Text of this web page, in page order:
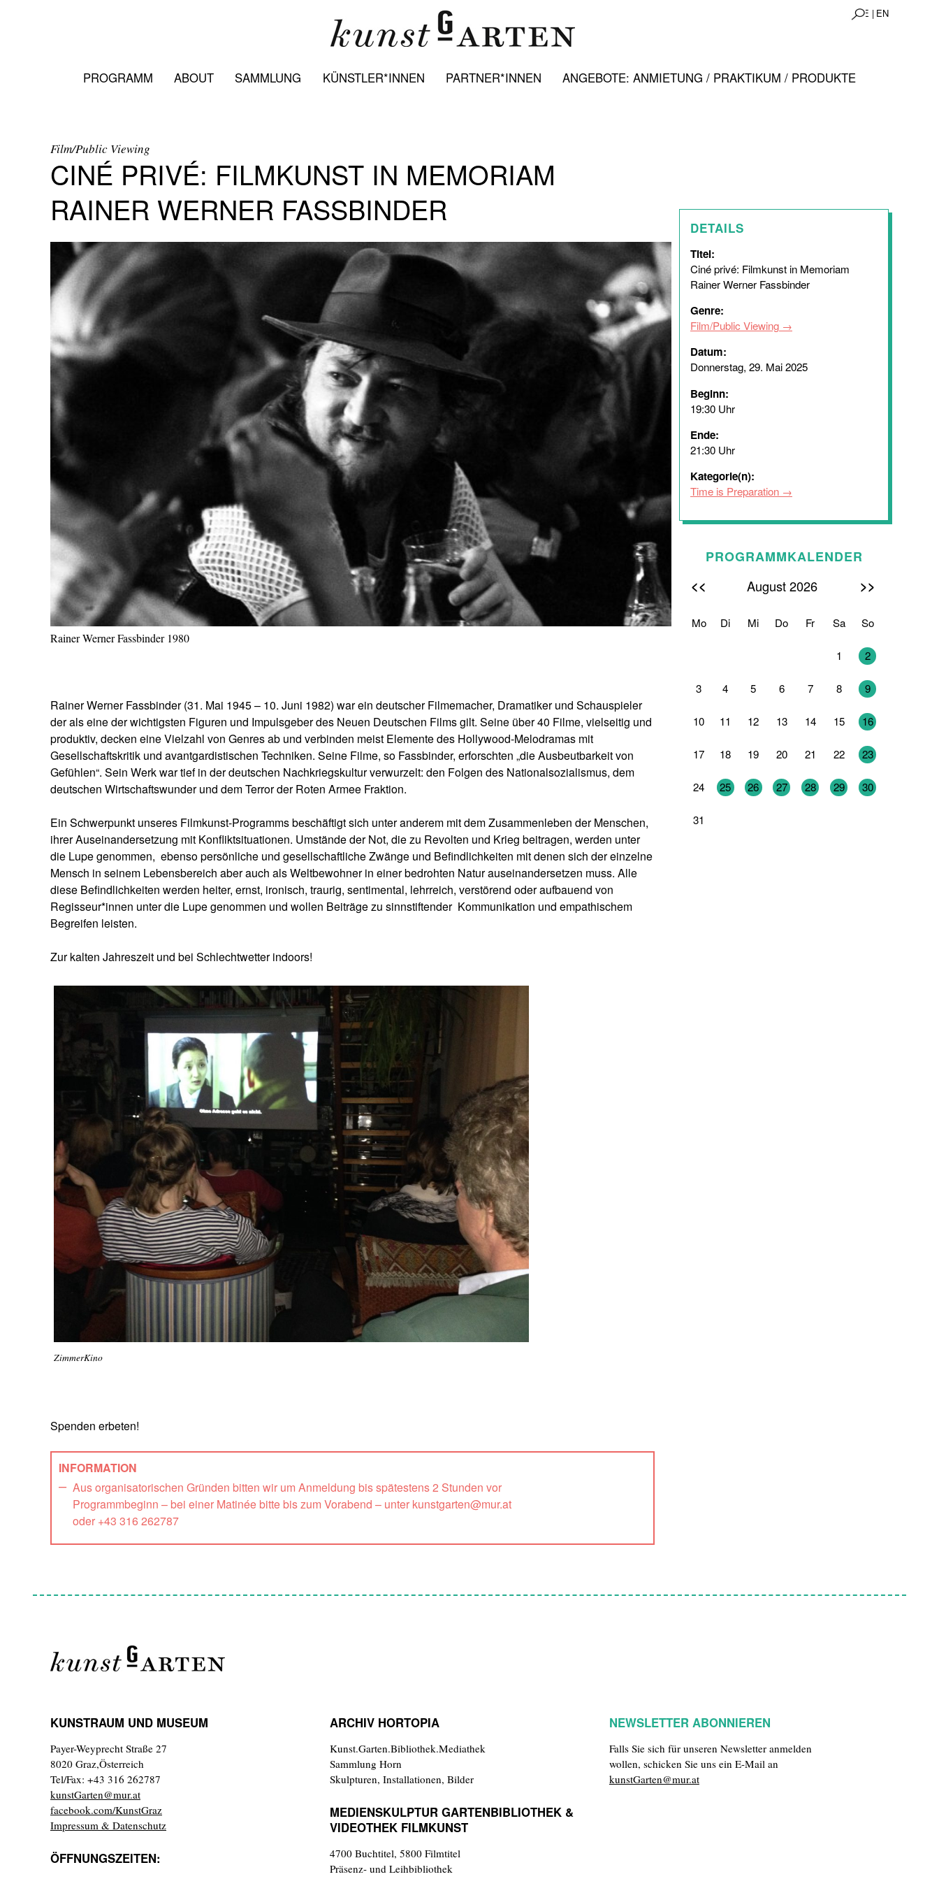
DE | EN
PROGRAMM ABOUT SAMMLUNG KÜNSTLER*INNEN PARTNER*INNEN ANGEBOTE: ANMIETUNG / PRAKTIKUM / PRODUKTE
Film/Public Viewing
CINÉ PRIVÉ: FILMKUNST IN MEMORIAM
RAINER WERNER FASSBINDER
Rainer Werner Fassbinder 1980
Rainer Werner Fassbinder (31. Mai 1945 – 10. Juni 1982) war ein deutscher Filmemacher, Dramatiker und Schauspieler
der als eine der wichtigsten Figuren und Impulsgeber des Neuen Deutschen Films gilt. Seine über 40 Filme, vielseitig und
produktiv, decken eine Vielzahl von Genres ab und verbinden meist Elemente des Hollywood-Melodramas mit
Gesellschaftskritik und avantgardistischen Techniken. Seine Filme, so Fassbinder, erforschten „die Ausbeutbarkeit von
Gefühlen“. Sein Werk war tief in der deutschen Nachkriegskultur verwurzelt: den Folgen des Nationalsozialismus, dem
deutschen Wirtschaftswunder und dem Terror der Roten Armee Fraktion.
Ein Schwerpunkt unseres Filmkunst-Programms beschäftigt sich unter anderem mit dem Zusammenleben der Menschen,
ihrer Auseinandersetzung mit Konfliktsituationen. Umstände der Not, die zu Revolten und Krieg beitragen, werden unter
die Lupe genommen, ebenso persönliche und gesellschaftliche Zwänge und Befindlichkeiten mit denen sich der einzelne
Mensch in seinem Lebensbereich aber auch als Weltbewohner in einer bedrohten Natur auseinandersetzen muss. Alle
diese Befindlichkeiten werden heiter, ernst, ironisch, traurig, sentimental, lehrreich, verstörend oder aufbauend von
Regisseur*innen unter die Lupe genommen und wollen Beiträge zu sinnstiftender Kommunikation und empathischem
Begreifen leisten.
Zur kalten Jahreszeit und bei Schlechtwetter indoors!
ZimmerKino
Spenden erbeten!
INFORMATION
Aus organisatorischen Gründen bitten wir um Anmeldung bis spätestens 2 Stunden vor
Programmbeginn – bei einer Matinée bitte bis zum Vorabend – unter kunstgarten@mur.at
oder +43 316 262787
DETAILS
Titel:
Ciné privé: Filmkunst in Memoriam
Rainer Werner Fassbinder
Genre:
Film/Public Viewing
Datum:
Donnerstag, 29. Mai 2025
Beginn:
19:30 Uhr
Ende:
21:30 Uhr
Kategorie(n):
Time is Preparation
PROGRAMMKALENDER
<< August 2026 >>
Mo Di Mi Do Fr Sa So
1 2
3 4 5 6 7 8 9
10 11 12 13 14 15 16
17 18 19 20 21 22 23
24 25 26 27 28 29 30
31
KUNSTRAUM UND MUSEUM
Payer-Weyprecht Straße 27
8020 Graz,Österreich
Tel/Fax: +43 316 262787
kunstGarten@mur.at
facebook.com/KunstGraz
Impressum & Datenschutz
ÖFFNUNGSZEITEN:
ARCHIV HORTOPIA
Kunst.Garten.Bibliothek.Mediathek
Sammlung Horn
Skulpturen, Installationen, Bilder
MEDIENSKULPTUR GARTENBIBLIOTHEK &
VIDEOTHEK FILMKUNST
4700 Buchtitel, 5800 Filmtitel
Präsenz- und Leihbibliothek
NEWSLETTER ABONNIEREN
Falls Sie sich für unseren Newsletter anmelden
wollen, schicken Sie uns ein E-Mail an
kunstGarten@mur.at